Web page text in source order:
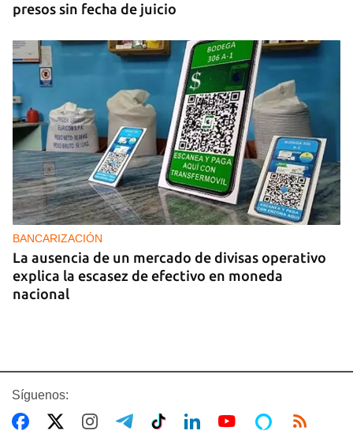
presos sin fecha de juicio
BANCARIZACIÓN
La ausencia de un mercado de divisas operativo
explica la escasez de efectivo en moneda
nacional
Síguenos: